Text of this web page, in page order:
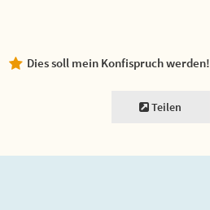
Dies soll mein Konfispruch werden!
Teilen